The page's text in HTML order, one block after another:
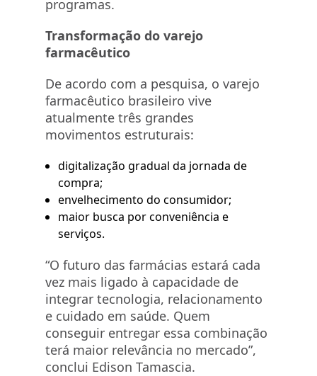
programas.
Transformação do varejo
farmacêutico
De acordo com a pesquisa, o varejo
farmacêutico brasileiro vive
atualmente três grandes
movimentos estruturais:
digitalização gradual da jornada de
compra;
envelhecimento do consumidor;
maior busca por conveniência e
serviços.
“O futuro das farmácias estará cada
vez mais ligado à capacidade de
integrar tecnologia, relacionamento
e cuidado em saúde. Quem
conseguir entregar essa combinação
terá maior relevância no mercado”,
conclui Edison Tamascia.